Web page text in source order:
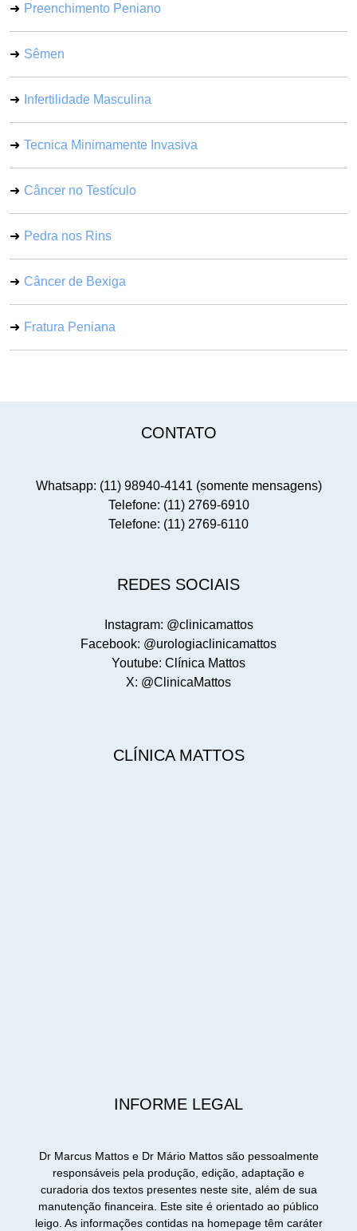
Preenchimento Peniano
Sêmen
Infertilidade Masculina
Tecnica Minimamente Invasiva
Câncer no Testículo
Pedra nos Rins
Câncer de Bexiga
Fratura Peniana
INFORME LEGAL
Dr Marcus Mattos e Dr Mário Mattos são pessoalmente
responsáveis pela produção, edição, adaptação e
curadoria dos textos presentes neste site, além de sua
manutenção financeira. Este site é orientado ao público
leigo. As informações contidas na homepage têm caráter
CLÍNICA MATTOS
CONTATO
Whatsapp: (11) 98940-4141 (somente mensagens)
Telefone: (11) 2769-6910
Telefone: (11) 2769-6110
REDES SOCIAIS
Instagram: @clinicamattos
Facebook: @urologiaclinicamattos
Youtube: Clínica Mattos
X: @ClinicaMattos